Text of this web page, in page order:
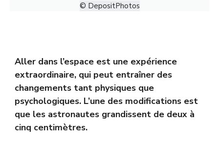
© DepositPhotos
Aller dans l’espace est une expérience
extraordinaire, qui peut entraîner des
changements tant physiques que
psychologiques. L’une des modifications est
que les astronautes grandissent de deux à
cinq centimètres.